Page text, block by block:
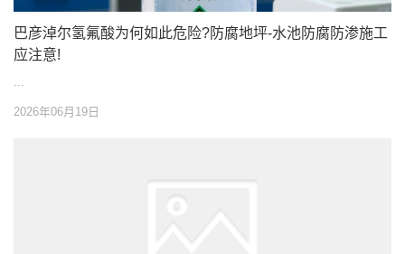
巴彦淖尔氢氟酸为何如此危险?防腐地坪-水池防腐防渗施工
应注意!
...
2026年06月19日